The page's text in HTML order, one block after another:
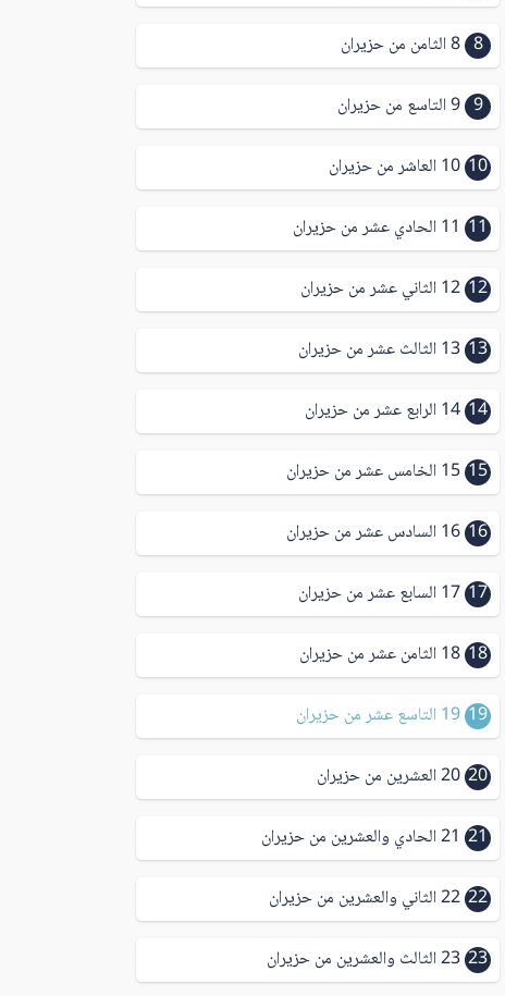
8 8 الثامن من حزيران
9 9 التاسع من حزيران
10 10 العاشر من حزيران
11 11 الحادي عشر من حزيران
12 12 الثاني عشر من حزيران
13 13 الثالث عشر من حزيران
14 14 الرابع عشر من حزيران
15 15 الخامس عشر من حزيران
16 16 السادس عشر من حزيران
17 17 السابع عشر من حزيران
18 18 الثامن عشر من حزيران
19 19 التاسع عشر من حزيران
20 20 العشرين من حزيران
21 21 الحادي والعشرين من حزيران
22 22 الثاني والعشرين من حزيران
23 23 الثالث والعشرين من حزيران